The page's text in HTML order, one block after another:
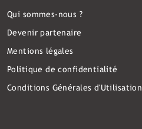
Qui sommes-nous ?
Devenir partenaire
Mentions légales
Politique de confidentialité
Conditions Générales d'Utilisation